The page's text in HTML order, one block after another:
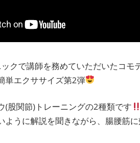
ックで講師を務めていただいたコ
単エクササイズ第2弾
(股関節)トレーニングの2種類です
ように解説を聞きながら、腸腰筋